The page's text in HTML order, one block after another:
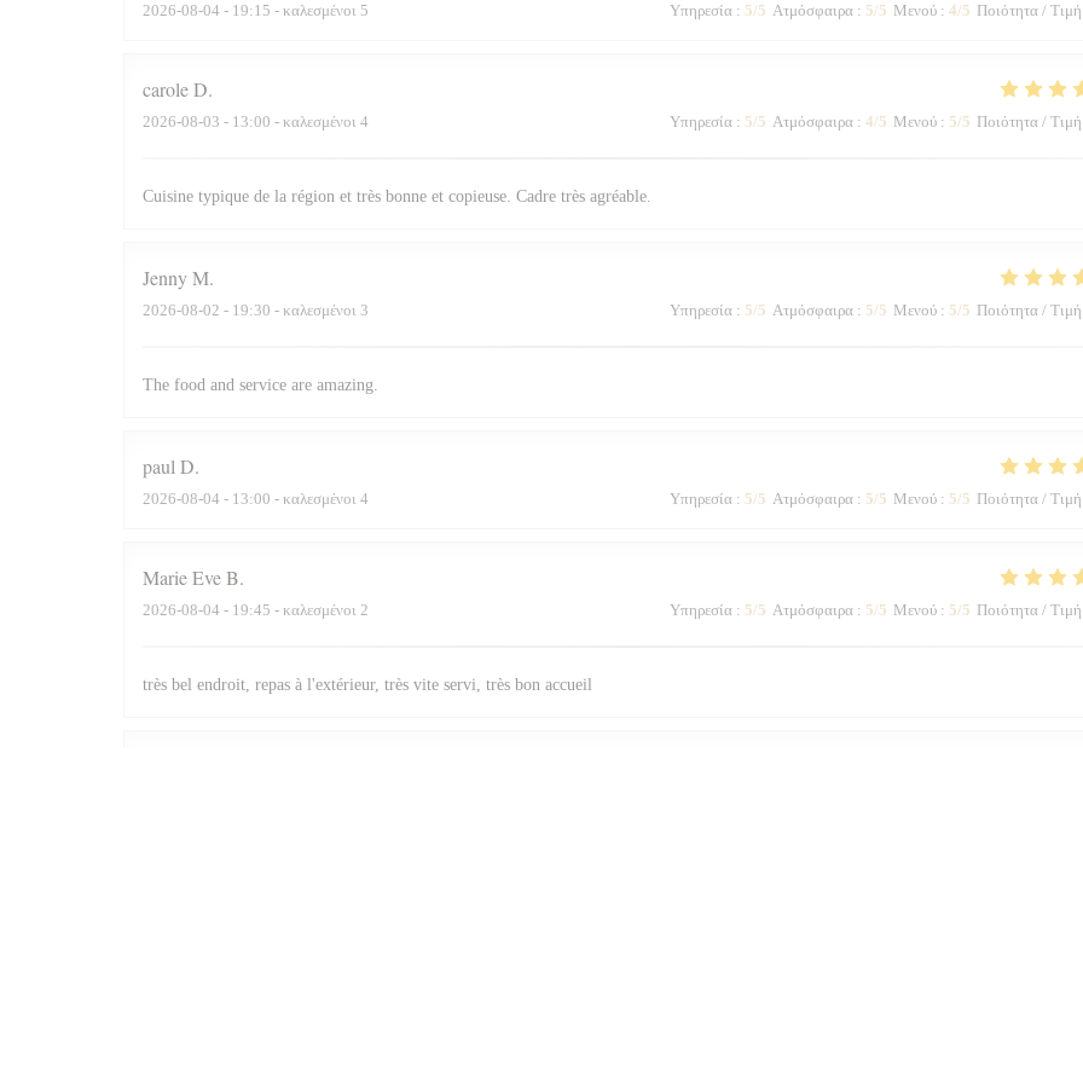
2026-08-04 - 19:15 - καλεσμένοι 5 Υπηρεσία : 5/5 Ατμόσφαιρα : 5/5 Μενού : 4/5 Ποιότητα / Τιμή
caroleD
2026-08-03 - 13:00 - καλεσμένοι 4 Υπηρεσία : 5/5 Ατμόσφαιρα : 4/5 Μενού : 5/5 Ποιότητα / Τιμή
Cuisine typique de la région et très bonne et copieuse. Cadre très agréable.
JennyM
2026-08-02 - 19:30 - καλεσμένοι 3 Υπηρεσία : 5/5 Ατμόσφαιρα : 5/5 Μενού : 5/5 Ποιότητα / Τιμή
The food and service are amazing.
paulD
2026-08-04 - 13:00 - καλεσμένοι 4 Υπηρεσία : 5/5 Ατμόσφαιρα : 5/5 Μενού : 5/5 Ποιότητα / Τιμή
Marie EveB
2026-08-04 - 19:45 - καλεσμένοι 2 Υπηρεσία : 5/5 Ατμόσφαιρα : 5/5 Μενού : 5/5 Ποιότητα / Τιμή
très bel endroit, repas à l'extérieur, très vite servi, très bon accueil